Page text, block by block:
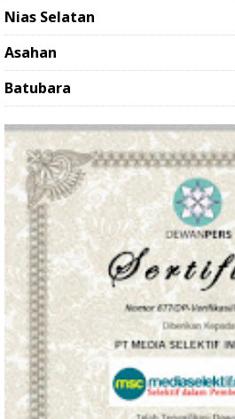
Nias Selatan
Asahan
Batubara